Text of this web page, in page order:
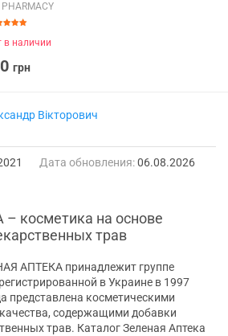
PHARMACY
в наличии
грн
Вікторович
Дата обновления:06.08.2026
косметика на основе
трав
АПТЕКА принадлежит группе
в Украине в 1997
представлена косметическими
содержащими добавки
трав. Каталог Зеленая Аптека